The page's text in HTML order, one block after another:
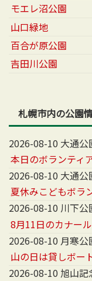
モエレ沼公園
山口緑地
百合が原公園
吉田川公園
札幌市内の公園
2026-08-10 大通公
本日のボランティ
2026-08-10 大通公
夏休みこどもボラ
2026-08-10 川下公
8月11日のカナー
2026-08-10 月寒公
山の日は貸しボー
2026-08-10 旭山記